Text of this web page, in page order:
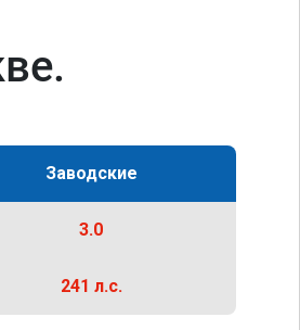
Заводские
3.0
241 л.с.